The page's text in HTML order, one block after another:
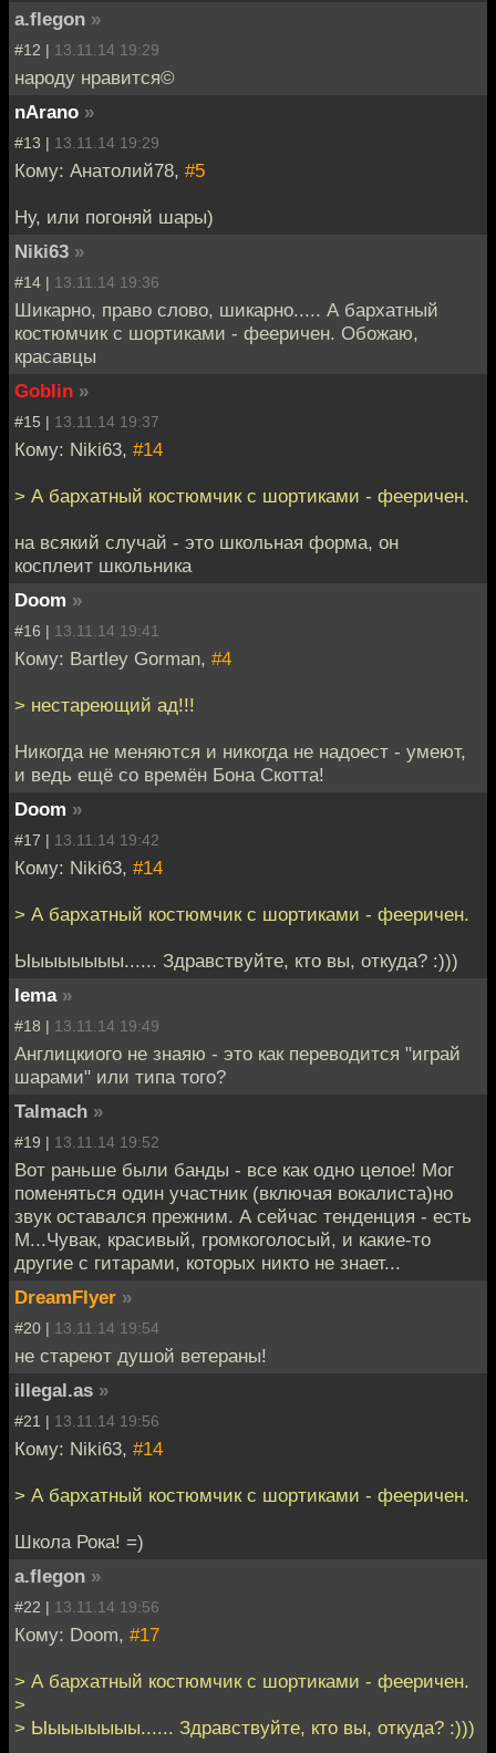
a.flegon »
#12 | 13.11.14 19:29
народу нравится©
nArano »
#13 | 13.11.14 19:29
Кому: Анатолий78, #5
Ну, или погоняй шары)
Niki63 »
#14 | 13.11.14 19:36
Шикарно, право слово, шикарно..... А бархатный
костюмчик с шортиками - фееричен. Обожаю,
красавцы
Goblin »
#15 | 13.11.14 19:37
Кому: Niki63, #14
> А бархатный костюмчик с шортиками - фееричен.
на всякий случай - это школьная форма, он
косплеит школьника
Doom »
#16 | 13.11.14 19:41
Кому: Bartley Gorman, #4
> нестареющий ад!!!
Никогда не меняются и никогда не надоест - умеют,
и ведь ещё со времён Бона Скотта!
Doom »
#17 | 13.11.14 19:42
Кому: Niki63, #14
> А бархатный костюмчик с шортиками - фееричен.
Ыыыыыыыы...... Здравствуйте, кто вы, откуда? :)))
lema »
#18 | 13.11.14 19:49
Англицкиого не знаяю - это как переводится "играй
шарами" или типа того?
Talmach »
#19 | 13.11.14 19:52
Вот раньше были банды - все как одно целое! Мог
поменяться один участник (включая вокалиста)но
звук оставался прежним. А сейчас тенденция - есть
М...Чувак, красивый, громкоголосый, и какие-то
другие с гитарами, которых никто не знает...
DreamFlyer »
#20 | 13.11.14 19:54
не стареют душой ветераны!
illegal.as »
#21 | 13.11.14 19:56
Кому: Niki63, #14
> А бархатный костюмчик с шортиками - фееричен.
Школа Рока! =)
a.flegon »
#22 | 13.11.14 19:56
Кому: Doom, #17
> А бархатный костюмчик с шортиками - фееричен.
>
> Ыыыыыыыы...... Здравствуйте, кто вы, откуда? :)))